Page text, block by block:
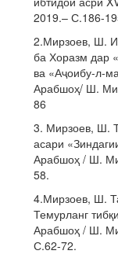
2019.– С.186-
2.Мирзоев, Ш.
ба Хоразм дар
ва «Аҷоибу-л-
Арабшоҳ/ Ш.
86
3. Мирзоев, Ш.
асари
Арабшоҳ / Ш.
58.
4.Мирзоев, Ш.
Темурланг
Арабшоҳ / Ш.
С.62-72.